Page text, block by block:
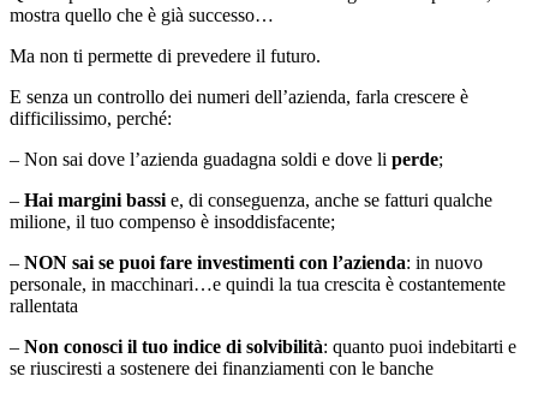
mostra quello che è già successo…
Ma non ti permette di prevedere il futuro.
E senza un controllo dei numeri dell’azienda, farla crescere è
difficilissimo, perché:
– Non sai dove l’azienda guadagna soldi e dove li perde;
– Hai margini bassi e, di conseguenza, anche se fatturi qualche
milione, il tuo compenso è insoddisfacente;
– NON sai se puoi fare investimenti con l’azienda: in nuovo
personale, in macchinari…e quindi la tua crescita è costantemente
rallentata
– Non conosci il tuo indice di solvibilità: quanto puoi indebitarti e
se riusciresti a sostenere dei finanziamenti con le banche